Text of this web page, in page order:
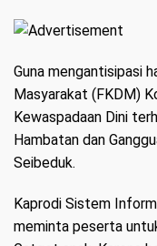
Guna mengantisipasi
Masyarakat (FKDM)
Kewaspadaan Dini
Hambatan dan
Seibeduk.
Kaprodi Sistem
meminta peserta